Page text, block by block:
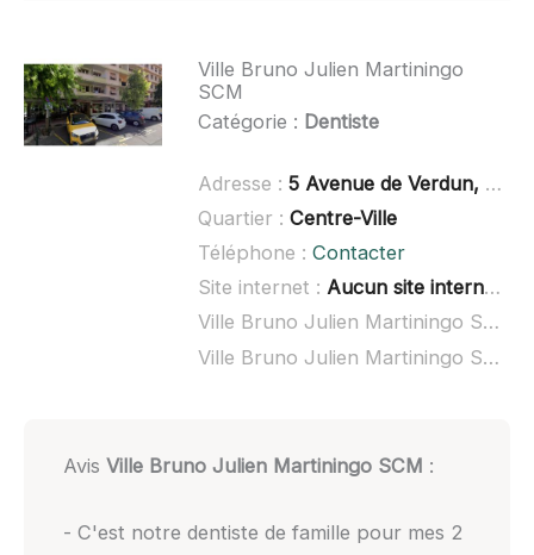
Ville Bruno Julien Martiningo
SCM
Catégorie : Dentiste
Adresse : 5 Avenue de Verdun, 73100 Aix-les-Bains
Quartier : Centre-Ville
Téléphone : Contacter
Site internet : Aucun site internet connu
Ville Bruno Julien Martiningo SCM à domicile :
Ville Bruno Julien Martiningo SCM ouvert dimanche :
Avis Ville Bruno Julien Martiningo SCM :
- C'est notre dentiste de famille pour mes 2